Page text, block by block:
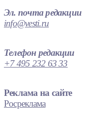
Эл. почта редакции
info@vesti.ru
Телефон редакции
+7 495 232 63 33
Реклама на сайте
Росреклама